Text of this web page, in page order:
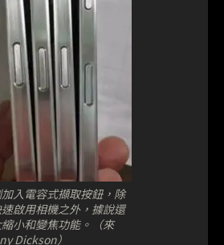
入電容式擷取按鈕，除
速啟用相機之外，據說還
小和變焦功能。（來
Dickson）